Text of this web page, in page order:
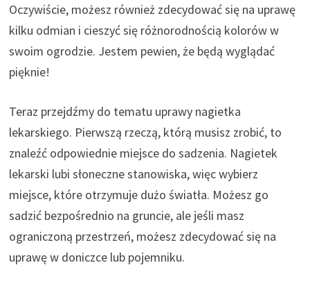
Oczywiście, możesz również zdecydować się na uprawę
kilku odmian i cieszyć się różnorodnością kolorów w
swoim ogrodzie. Jestem pewien, że będą wyglądać
pięknie!
Teraz przejdźmy do tematu uprawy nagietka
lekarskiego. Pierwszą rzeczą, którą musisz zrobić, to
znaleźć odpowiednie miejsce do sadzenia. Nagietek
lekarski lubi słoneczne stanowiska, więc wybierz
miejsce, które otrzymuje dużo światła. Możesz go
sadzić bezpośrednio na gruncie, ale jeśli masz
ograniczoną przestrzeń, możesz zdecydować się na
uprawę w doniczce lub pojemniku.